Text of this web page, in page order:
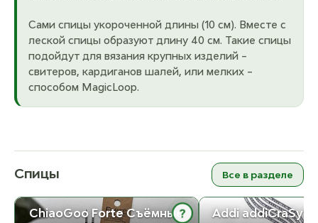
Сами спицы укороченной длины (10 см). Вместе с
леской спицы образуют длину 40 см. Такие спицы
подойдут для вязания крупных изделий –
свитеров, кардиганов шалей, или мелких –
способом MagicLoop.
Спицы Все в разделе
ChiaoGoo Forte Съёмные
?
Addi